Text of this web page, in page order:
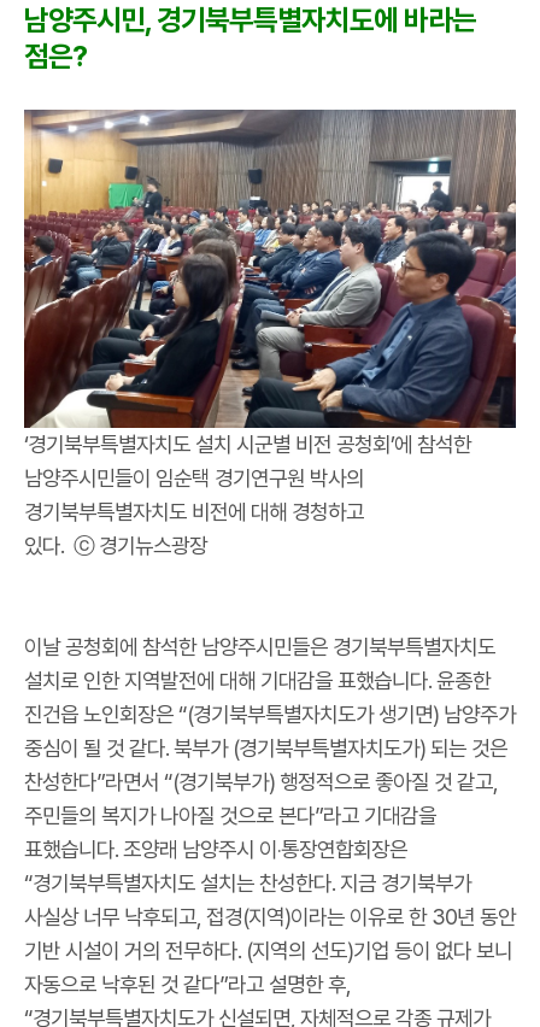
남양주시민, 경기북부특별자치도에 바라는
점은?
‘경기북부특별자치도 설치 시군별 비전 공청회’에 참석한
남양주시민들이 임순택 경기연구원 박사의
경기북부특별자치도 비전에 대해 경청하고
있다. ⓒ 경기뉴스광장
이날 공청회에 참석한 남양주시민들은 경기북부특별자치도
설치로 인한 지역발전에 대해 기대감을 표했습니다. 윤종한
진건읍 노인회장은 “(경기북부특별자치도가 생기면) 남양주가
중심이 될 것 같다. 북부가 (경기북부특별자치도가) 되는 것은
찬성한다”라면서 “(경기북부가) 행정적으로 좋아질 것 같고,
주민들의 복지가 나아질 것으로 본다”라고 기대감을
표했습니다. 조양래 남양주시 이‧통장연합회장은
“경기북부특별자치도 설치는 찬성한다. 지금 경기북부가
사실상 너무 낙후되고, 접경(지역)이라는 이유로 한 30년 동안
기반 시설이 거의 전무하다. (지역의 선도)기업 등이 없다 보니
자동으로 낙후된 것 같다”라고 설명한 후,
“경기북부특별자치도가 신설되면, 자체적으로 각종 규제가